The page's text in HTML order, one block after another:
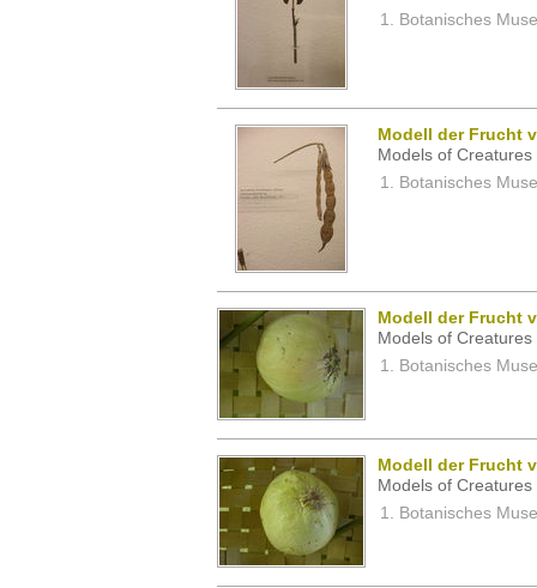
Botanisches
Modell der Frucht
Models of
Botanisches
Modell der Frucht
Models of
Botanisches
Modell der Frucht
Models of
Botanisches